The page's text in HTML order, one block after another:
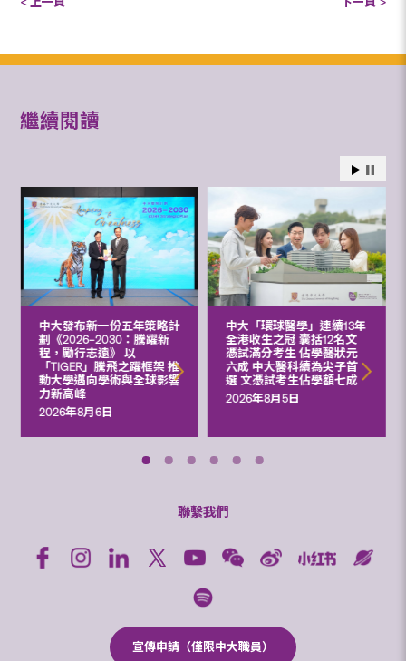
繼續閱讀
中大發布新一份五年策略計
劃《2026‒2030：騰躍新
程，勵行志遠》 以
「TIGER」騰飛之躍框架 推
動大學邁向學術與全球影響
力新高峰
2026年8月6日
中大「環球醫學」連續13年
全港收生之冠 囊括12名文
憑試滿分考生 佔學醫狀元
六成 中大醫科續為尖子首
選 文憑試考生佔學額七成
2026年8月5日
聯繫我們
宣傳申請（僅限中大職員）